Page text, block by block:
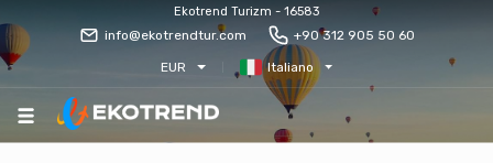
Ekotrend Turizm - 16583
info@ekotrendtur.com +90 312 905 50 60
EUR Italiano